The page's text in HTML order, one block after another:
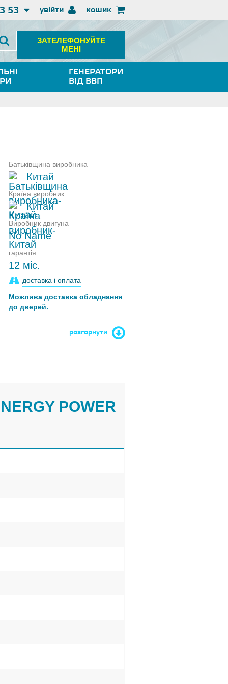
увійти
53 кошик
ЗАТЕЛЕФОНУЙТЕ
МЕНІ
ГЕНЕРАТОРИ
ВІД ВВП
Батьківщина виробника
Китай
Країна виробник
Китай
Виробник двигуна
No Name
гарантія
12 міс.
доставка і оплата
Можлива доставка обладнання
до дверей.
розгорнути
POWER